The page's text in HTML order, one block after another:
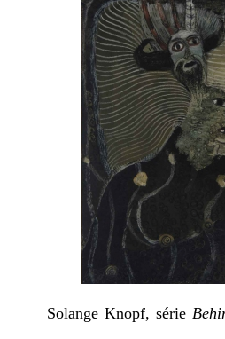
Solange Knopf, série